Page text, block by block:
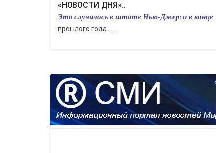
«НОВОСТИ ДНЯ»..
Это случилось в штате Нью-Джерси в конце
прошлого года......